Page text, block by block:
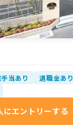
当あり
退職金あり
にエントリーする